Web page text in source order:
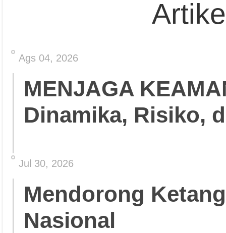
Ags 04, 2026
MENJAGA
Dinamika, Risiko,
Jul 30, 2026
Mendorong
Nasional